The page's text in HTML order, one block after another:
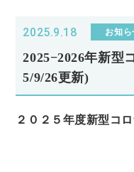
2025.9.18 お知ら
2025−2026年新型
5/9/26更新)
２０２５年度新型コ